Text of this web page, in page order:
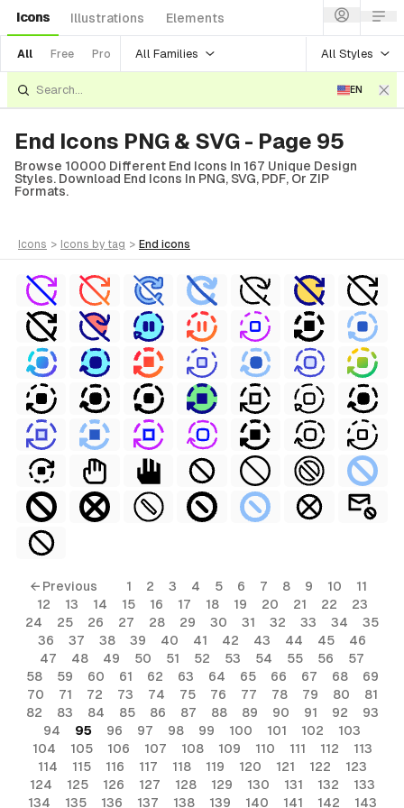
Icons Illustrations Elements
All Free Pro All Families All Styles
EN
End Icons PNG & SVG - Page 95
Browse 10000 Different End Icons In 167 Unique Design
Styles. Download End Icons In PNG, SVG, PDF, Or ZIP
Formats.
icons > icons by tag > end icons
← Previous 1 2 3 4 5 6 7 8 9 10
11
12
13 14 15 16 17 18 19 20 21 22
23
24
25 26 27 28 29 30 31 32 33 34
35
36
37 38 39 40 41 42 43 44 45
46
47
48 49 50 51 52 53 54 55 56
57
58
59 60 61 62 63 64 65 66 67 68
69
70
71 72 73 74 75 76 77 78 79 80
81
82
83 84 85 86 87 88 89 90 91 92
93
94
95 96 97 98 99 100 101 102
103
104
105 106 107 108 109 110 111 112
113
114
115 116 117 118 119 120 121 122
123
124
125 126 127 128 129 130 131 132
133
134
135 136 137 138 139 140 141 142 143